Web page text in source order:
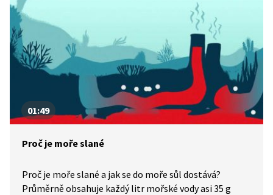
01:49
Proč je moře slané
Proč je moře slané a jak se do moře sůl dostává?
Průměrně obsahuje každý litr mořské vody asi 35 g